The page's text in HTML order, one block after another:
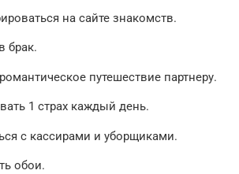
на сайте знакомств.
брак.
путешествие партнеру.
1 страх каждый день.
с кассирами и уборщиками.
обои.